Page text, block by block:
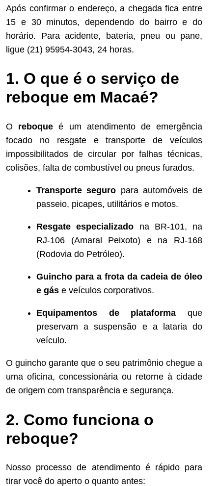
Após confirmar o endereço, a chegada fica entre
15 e 30 minutos, dependendo do bairro e do
horário. Para acidente, bateria, pneu ou pane,
ligue (21) 95954-3043, 24 horas.
1. O que é o serviço de
reboque em Macaé?
O reboque é um atendimento de emergência
focado no resgate e transporte de veículos
impossibilitados de circular por falhas técnicas,
colisões, falta de combustível ou pneus furados.
Transporte seguro para automóveis de
passeio, picapes, utilitários e motos.
Resgate especializado na BR-101, na
RJ-106 (Amaral Peixoto) e na RJ-168
(Rodovia do Petróleo).
Guincho para a frota da cadeia de óleo
e gás e veículos corporativos.
Equipamentos de plataforma que
preservam a suspensão e a lataria do
veículo.
O guincho garante que o seu patrimônio chegue a
uma oficina, concessionária ou retorne à cidade
de origem com transparência e segurança.
2. Como funciona o
reboque?
Nosso processo de atendimento é rápido para
tirar você do aperto o quanto antes: